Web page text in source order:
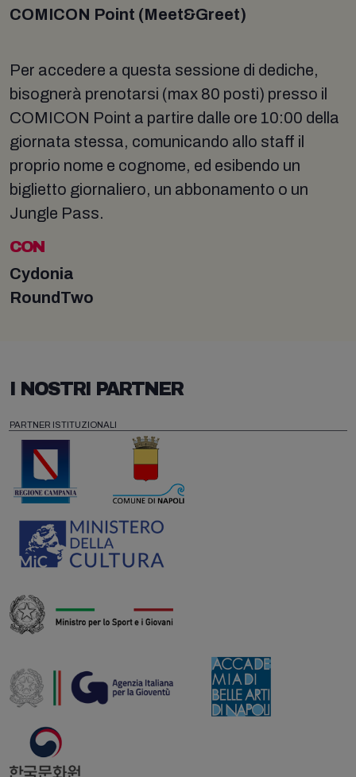
COMICON Point (Meet&Greet)
Per accedere a questa sessione di dediche,
bisognerà prenotarsi (max 80 posti) presso il
COMICON Point a partire dalle ore 10:00 della
giornata stessa, comunicando allo staff il
proprio nome e cognome, ed esibendo un
biglietto giornaliero, un abbonamento o un
Jungle Pass.
CON
Cydonia
RoundTwo
I NOSTRI PARTNER
PARTNER ISTITUZIONALI